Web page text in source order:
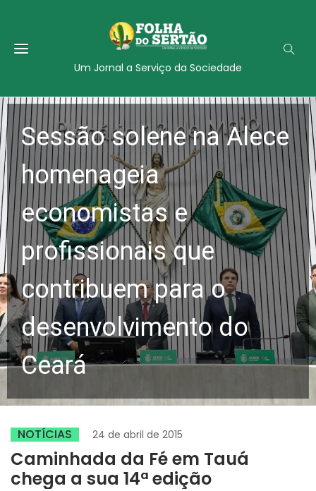
Um Jornal a Serviço da Sociedade
Sessão solene na Alece
homenageia
economistas e
profissionais que
contribuem para o
desenvolvimento do
Ceará
NOTÍCIAS 24 de abril de 2015
Caminhada da Fé em Tauá
chega a sua 14ª edição